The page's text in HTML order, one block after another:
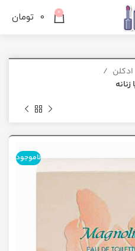
0
0 تومان
ادکلن
ناموجود